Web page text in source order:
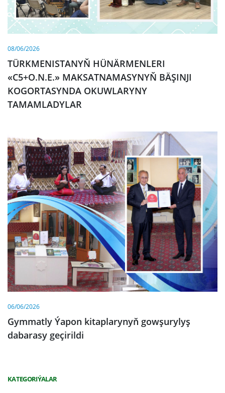
08/06/2026
TÜRKMENISTANYŇ HÜNÄRMENLERI
«C5+O.N.E.» MAKSATNAMASYNYŇ BÄŞINJI
KOGORTASYNDA OKUWLARYNY
TAMAMLADYLAR
06/06/2026
Gymmatly Ýapon kitaplarynyň gowşurylyş
dabarasy geçirildi
KATEGORIÝALAR